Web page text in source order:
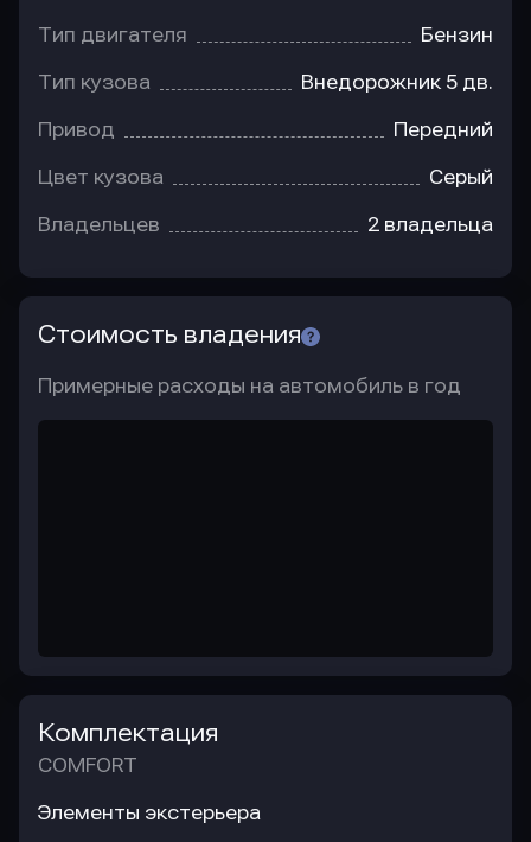
Тип двигателя Бензин
Тип кузова Внедорожник 5 дв.
Привод Передний
Цвет кузова Серый
Владельцев 2 владельца
Стоимость владения
Примерные расходы на автомобиль в год
Комплектация
COMFORT
Элементы экстерьера